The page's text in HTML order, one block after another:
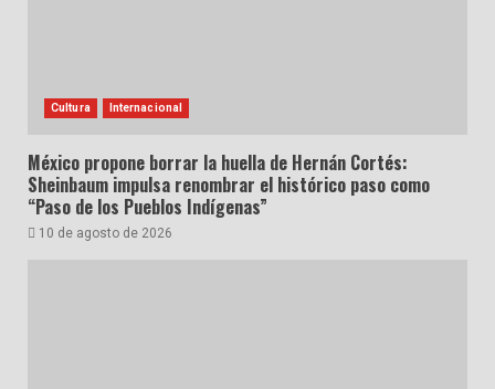
Cultura Internacional
México propone borrar la huella de Hernán Cortés:
Sheinbaum impulsa renombrar el histórico paso como
“Paso de los Pueblos Indígenas”
10 de agosto de 2026